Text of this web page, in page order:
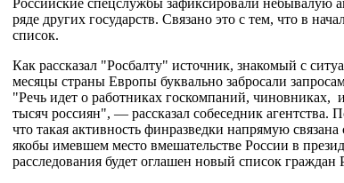
Российские спецслужбы зафиксировали небывалую
ряде других государств. Связано это с тем, что в
список.
Как рассказал "Росбалту" источник, знакомый с
месяцы страны Европы буквально забросали
"Речь идет о работниках госкомпаний, чиновниках,
тысяч россиян", — рассказал собеседник агентства.
что такая активность финразведки напрямую
якобы имевшем место вмешательстве России в
расследования будет оглашен новый список